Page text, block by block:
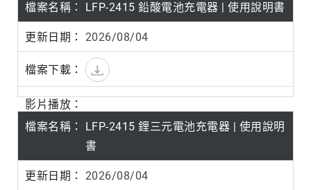
LFP-2415 鉛酸電池充電器 | 使用說明書
2026/08/04
LFP-2415 鋰三元電池充電器 | 使用說明
書
2026/08/04